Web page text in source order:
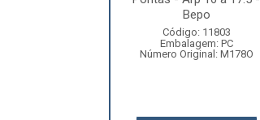
Bepo
Código: 11803
Embalagem: PC
Número Original: M178O